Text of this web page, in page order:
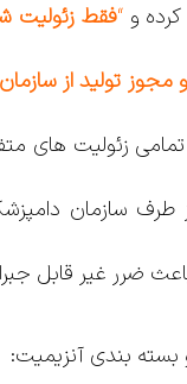
کرده و“فقط زئولیت
و مجوز تولید از
زئولیت های
از طرف سازمان
ضرر غیر قابل
بسته بندی آنزیمیت: